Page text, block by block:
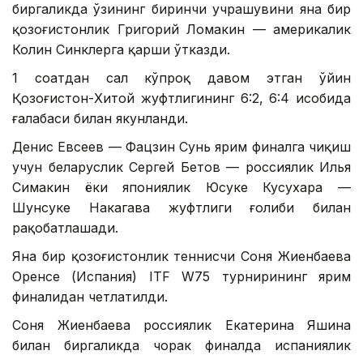
биргаликда ўзининг биринчи учрашувини яна бир
қозоғистонлик Григорий Ломакин — америкалик
Колин Синклерга қарши ўтказди.
1 соатдан сал кўпроқ давом этган ўйин
Қозоғистон-Хитой жуфтлигининг 6:2, 6:4 ҳисобида
ғалабаси билан якунланди.
Денис Евсеев — Фацзин Сунь ярим финалга чиқиш
учун беларуслик Сергей Бетов — россиялик Илья
Симакин ёки япониялик Юсуке Кусухара —
Шунсуке Накагава жуфтлиги ғолиби билан
рақобатлашади.
Яна бир қозоғистонлик теннисчи Соня Жиенбаева
Оренсе (Испания) ITF W75 турнирининг ярим
финалидан четлатилди.
Соня Жиенбаева россиялик Екатерина Яшина
билан биргаликда чорак финалда испаниялик